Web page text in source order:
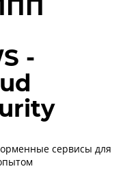
-
сервисы для